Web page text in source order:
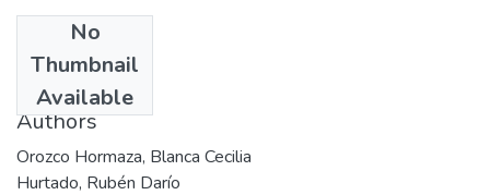
No
Thumbnail
Available
2002
Authors
Orozco Hormaza, Blanca Cecilia
Hurtado, Rubén Darío